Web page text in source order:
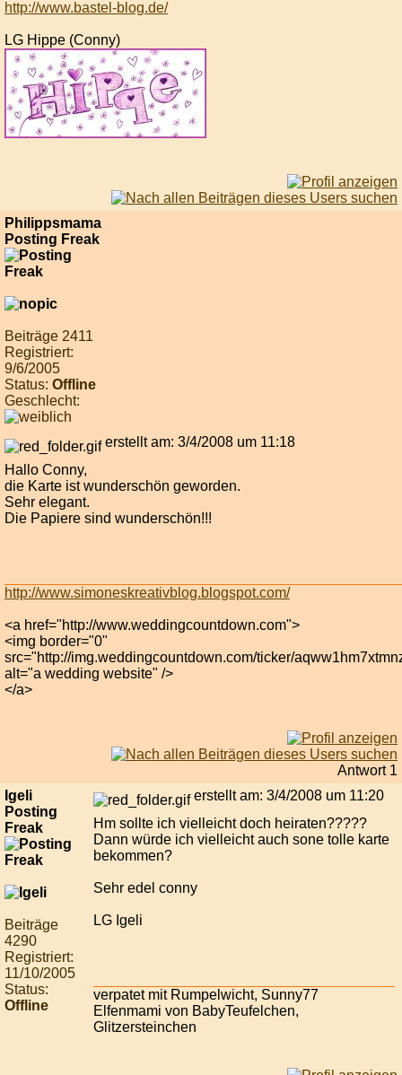
http://www.bastel-blog.de/
LG Hippe (Conny)
Philippsmama
Posting Freak
Beiträge 2411
Registriert:
9/6/2005
Status: Offline
Geschlecht:
erstellt am: 3/4/2008 um 11:18
Hallo Conny,
die Karte ist wunderschön geworden.
Sehr elegant.
Die Papiere sind wunderschön!!!
http://www.simoneskreativblog.blogspot.com/
<a href="http://www.weddingcountdown.com">
<img border="0"
src="http://img.weddingcountdown.com/ticker/
alt="a wedding website" />
</a>
Antwort 1
Igeli
Posting
Freak
Beiträge
4290
Registriert:
11/10/2005
Status:
Offline
erstellt am: 3/4/2008 um 11:20
Hm sollte ich vielleicht doch heiraten?????
Dann würde ich vielleicht auch sone tolle karte
bekommen?
Sehr edel conny
LG Igeli
verpatet mit Rumpelwicht, Sunny77
Elfenmami von BabyTeufelchen,
Glitzersteinchen